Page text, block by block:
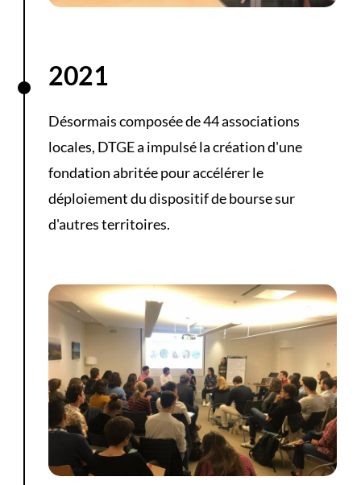
2021
Désormais composée de 44 associations
locales, DTGE a impulsé la création d'une
fondation abritée pour accélérer le
déploiement du dispositif de bourse sur
d'autres territoires.